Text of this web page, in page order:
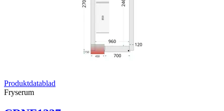
Produktdatablad
Fryserum